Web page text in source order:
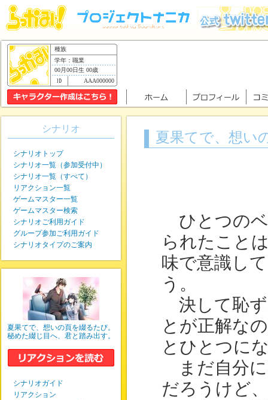
種族
学年：職業
00月00日生 00歳
AAA000000
夏果てで、想い
ひとつのベ
られたこと
味で意識し
う。
決して恥ず
とが正解な
とひとつに
まだ自分に
だろうけど
シナリオ
シナリオトップ
シナリオ一覧（参加受付中）
シナリオ一覧（すべて）
リアクション一覧
ゲームマスター一覧
ゲームマスター検索
シナリオご利用ガイド
グループ参加ご利用ガイド
シナリオタイプのご案内
夏果てで、想いの頁を綴るたび。
秘めた綴じ目へ、君と踏み出す。
シナリオガイド
リアクション